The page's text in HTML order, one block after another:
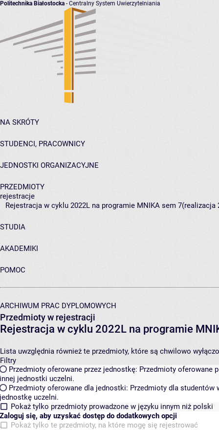
Politechnika Białostocka - Centralny System Uwierzytelniania
NA SKRÓTY
STUDENCI, PRACOWNICY
JEDNOSTKI ORGANIZACYJNE
PRZEDMIOTY
rejestracje
Rejestracja w cyklu 2022L na programie MNIKA sem 7(realizacja
STUDIA
AKADEMIKI
POMOC
ARCHIWUM PRAC DYPLOMOWYCH
Przedmioty w rejestracji
Rejestracja w cyklu 2022L na programie
Lista uwzględnia również te przedmioty, które są chwilowo
Filtry
Przedmioty oferowane przez jednostkę: Przedmioty oferowane
innej jednostki uczelni.
Przedmioty oferowane dla jednostki: Przedmioty dla studentów
jednostkę uczelni.
Pokaż tylko przedmioty prowadzone w języku innym niż polski
Zaloguj się, aby uzyskać dostęp do dodatkowych opcji
Pokaż tylko te przedmioty, na które mogę się rejestrować